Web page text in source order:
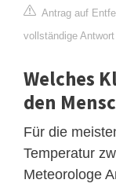
Antrag auf
vollständige
Welches
den
Für die
Temperatur
Meteorologe